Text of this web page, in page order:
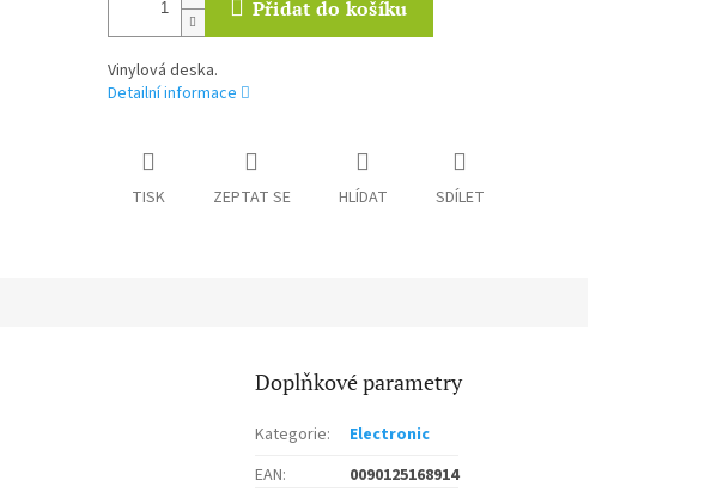
Přidat do košíku
Vinylová deska.
Detailní informace
TISK ZEPTAT SE HLÍDAT SDÍLET
Doplňkové parametry
Kategorie:
Electronic
EAN: 0090125168914